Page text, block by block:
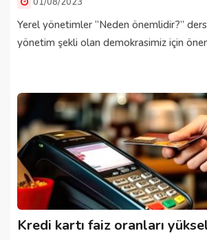
Yerel yönetimler ‘’Neden önemlidir?’’
yönetim şekli olan demokrasimiz için
Kredi kartı faiz oranları